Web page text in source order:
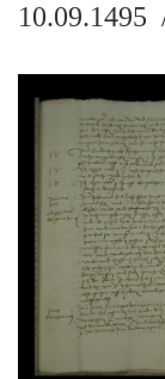
10.09.1495